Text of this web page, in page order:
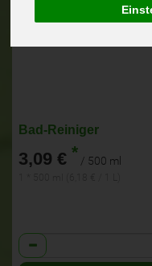
Bad-Reiniger
3,09 € * / 500 ml
Anzahl